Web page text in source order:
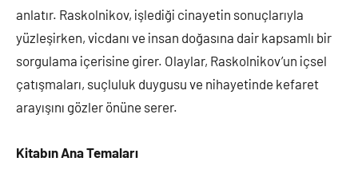
anlatır. Raskolnikov, işlediği cinayetin sonuçlarıyla
yüzleşirken, vicdanı ve insan doğasına dair kapsamlı bir
sorgulama içerisine girer. Olaylar, Raskolnikov’un içsel
çatışmaları, suçluluk duygusu ve nihayetinde kefaret
arayışını gözler önüne serer.
Kitabın Ana Temaları